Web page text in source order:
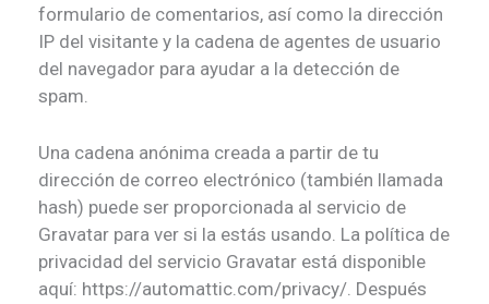
formulario de comentarios, así como la dirección
IP del visitante y la cadena de agentes de usuario
del navegador para ayudar a la detección de
spam.
Una cadena anónima creada a partir de tu
dirección de correo electrónico (también llamada
hash) puede ser proporcionada al servicio de
Gravatar para ver si la estás usando. La política de
privacidad del servicio Gravatar está disponible
aquí: https://automattic.com/privacy/. Después